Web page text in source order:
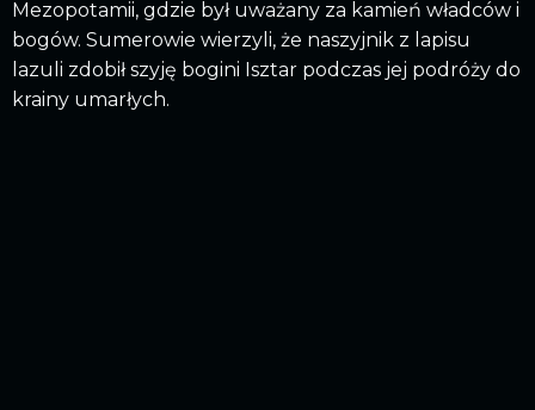
Mezopotamii, gdzie był uważany za kamień władców i
bogów. Sumerowie wierzyli, że naszyjnik z lapisu
lazuli zdobił szyję bogini Isztar podczas jej podróży do
krainy umarłych.